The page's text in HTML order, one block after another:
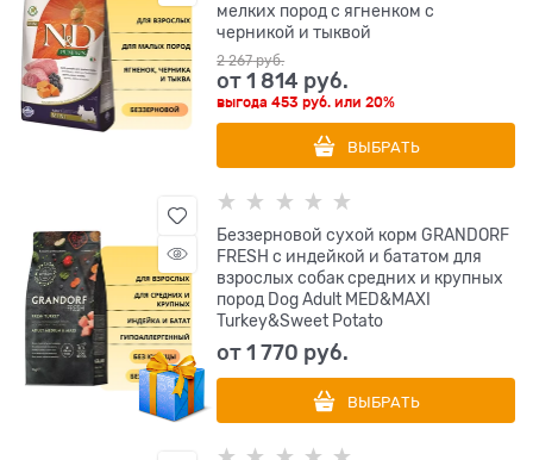
мелких пород с ягненком с
черникой и тыквой
2 267 руб.
от1 814 руб.
выгода453 руб. или20%
ВЫБРАТЬ
Беззерновой сухой корм GRANDORF
FRESH с индейкой и бататом для
взрослых собак средних и крупных
пород Dog Adult MED&MAXI
Turkey&Sweet Potato
от1 770 руб.
ВЫБРАТЬ